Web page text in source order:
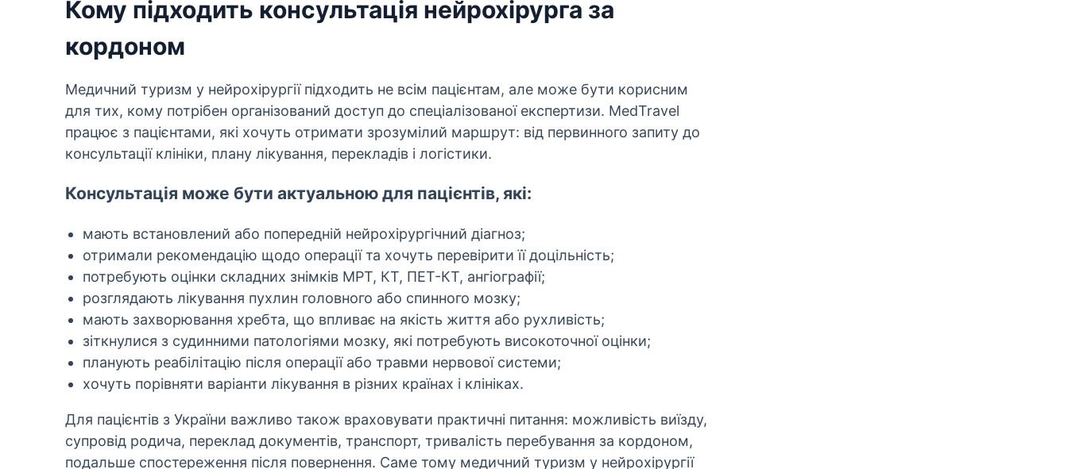
Кому підходить консультація нейрохірурга за
кордоном
Медичний туризм у нейрохірургії підходить не всім пацієнтам, але може бути корисним
для тих, кому потрібен організований доступ до спеціалізованої експертизи. MedTravel
працює з пацієнтами, які хочуть отримати зрозумілий маршрут: від первинного запиту до
консультації клініки, плану лікування, перекладів і логістики.
Консультація може бути актуальною для пацієнтів, які:
мають встановлений або попередній нейрохірургічний діагноз;
отримали рекомендацію щодо операції та хочуть перевірити її доцільність;
потребують оцінки складних знімків МРТ, КТ, ПЕТ-КТ, ангіографії;
розглядають лікування пухлин головного або спинного мозку;
мають захворювання хребта, що впливає на якість життя або рухливість;
зіткнулися з судинними патологіями мозку, які потребують високоточної оцінки;
планують реабілітацію після операції або травми нервової системи;
хочуть порівняти варіанти лікування в різних країнах і клініках.
Для пацієнтів з України важливо також враховувати практичні питання: можливість виїзду,
супровід родича, переклад документів, транспорт, тривалість перебування за кордоном,
подальше спостереження після повернення. Саме тому медичний туризм у нейрохірургії